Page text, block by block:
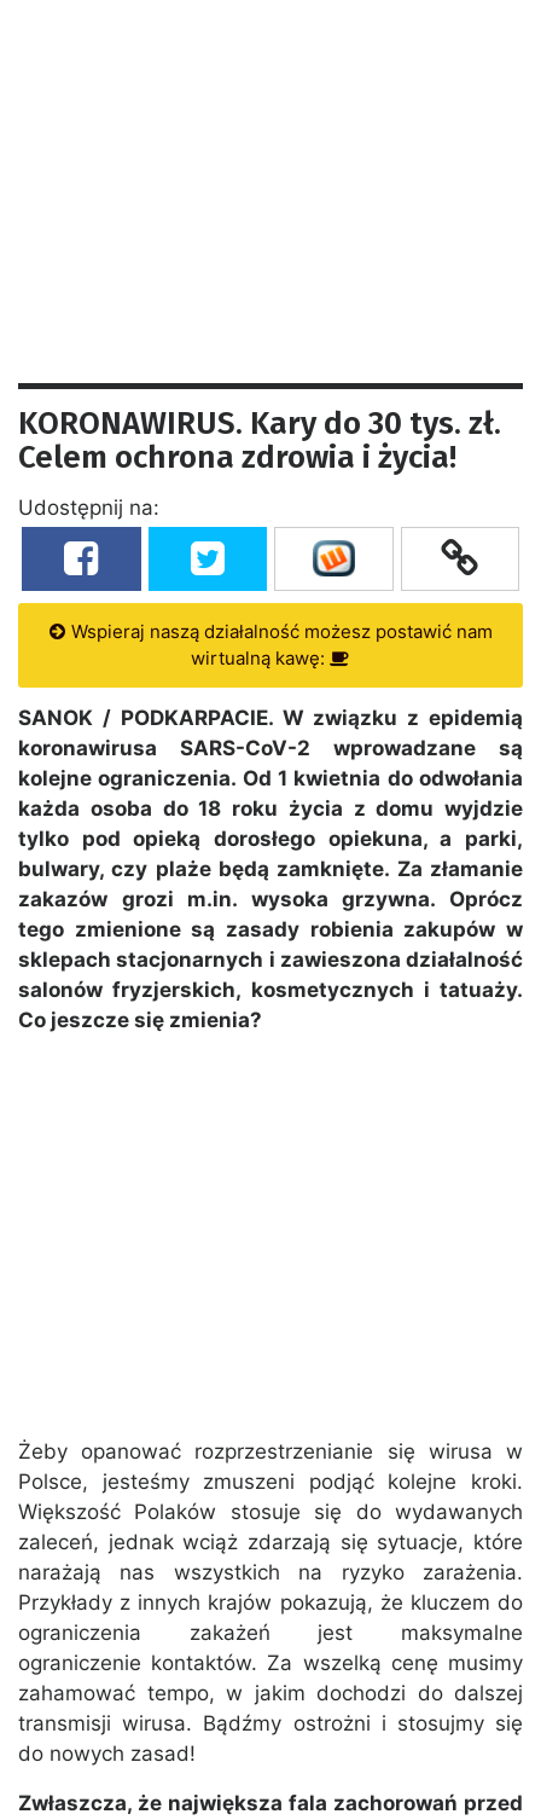
KORONAWIRUS. Kary do 30 tys. zł.
Celem ochrona zdrowia i życia!
Udostępnij na:
Wspieraj naszą działalność możesz postawić nam
wirtualną kawę:
SANOK / PODKARPACIE. W związku z epidemią
koronawirusa SARS-CoV-2 wprowadzane są
kolejne ograniczenia. Od 1 kwietnia do odwołania
każda osoba do 18 roku życia z domu wyjdzie
tylko pod opieką dorosłego opiekuna, a parki,
bulwary, czy plaże będą zamknięte. Za złamanie
zakazów grozi m.in. wysoka grzywna. Oprócz
tego zmienione są zasady robienia zakupów w
sklepach stacjonarnych i zawieszona działalność
salonów fryzjerskich, kosmetycznych i tatuaży.
Co jeszcze się zmienia?
Żeby opanować rozprzestrzenianie się wirusa w
Polsce, jesteśmy zmuszeni podjąć kolejne kroki.
Większość Polaków stosuje się do wydawanych
zaleceń, jednak wciąż zdarzają się sytuacje, które
narażają nas wszystkich na ryzyko zarażenia.
Przykłady z innych krajów pokazują, że kluczem do
ograniczenia zakażeń jest maksymalne
ograniczenie kontaktów. Za wszelką cenę musimy
zahamować tempo, w jakim dochodzi do dalszej
transmisji wirusa. Bądźmy ostrożni i stosujmy się
do nowych zasad!
Zwłaszcza, że największa fala zachorowań przed